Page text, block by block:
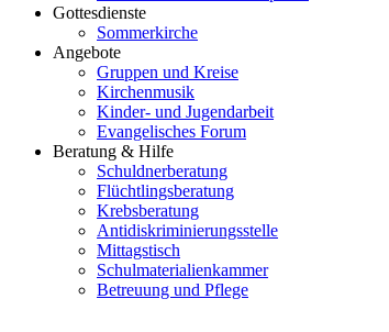
Gottesdienste
Sommerkirche
Angebote
Gruppen und Kreise
Kirchenmusik
Kinder- und Jugendarbeit
Evangelisches Forum
Beratung & Hilfe
Schuldnerberatung
Flüchtlingsberatung
Krebsberatung
Antidiskriminierungsstelle
Mittagstisch
Schulmaterialienkammer
Betreuung und Pflege